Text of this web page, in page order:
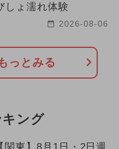
しょ濡れ体験
2026-08-06
っとみる
キング